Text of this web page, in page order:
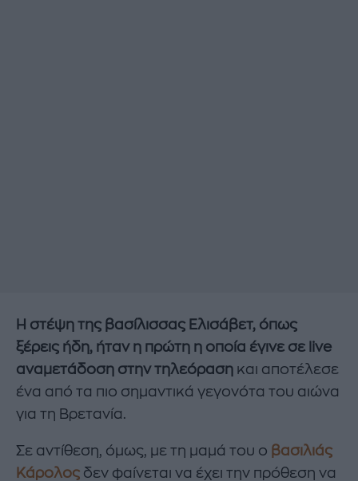
Η στέψη της βασίλισσας Ελισάβετ, όπως
ξέρεις ήδη, ήταν η πρώτη η οποία έγινε σε live
αναμετάδoση στην τηλεόραση και αποτέλεσε
ένα από τα πιο σημαντικά γεγονότα του αιώνα
για τη Βρετανία.
Σε αντίθεση, όμως, με τη μαμά του ο βασιλιάς
Κάρολος δεν φαίνεται να έχει την πρόθεση να